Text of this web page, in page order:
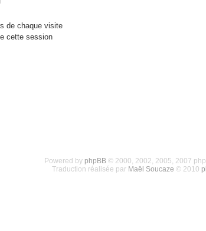
de chaque visite
cette session
Powered by phpBB© 2000, 2002, 2005, 2007
Traduction réalisée par Maël Soucaze © 2010